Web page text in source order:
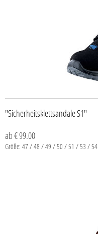
"Sicherheitsklettsandale S1"
ab € 99.00
Größe: 47 / 48 / 49 / 50 / 51 / 53 / 54